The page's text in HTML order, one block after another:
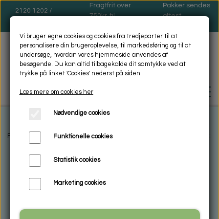
2120 1202 /
Fragtfrit over
750kr. til
Pakker sendes
oftest
FORSIDE
BIOSOL - MILJØVENLIG -
RENGØRING
Forside Mad- og Sindsro Sensevejleder og Coach
Vi bruger egne cookies og cookies fra tredjeparter til at
personalisere din brugeroplevelse, til markedsføring og til at
undersøge, hvordan vores hjemmeside anvendes af
besøgende. Du kan altid tilbagekalde dit samtykke ved at
trykke på linket 'Cookies' nederst på siden.
Læs mere om cookies her
Nødvendige cookies
Funktionelle cookies
Statistik cookies
Marketing cookies